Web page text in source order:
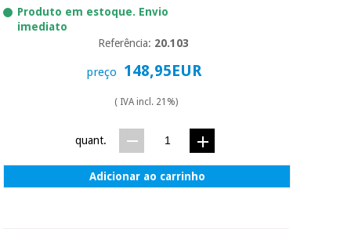
Produto em estoque. Envio
imediato
Referência: 20.103
preço 148,95EUR
( IVA incl. 21%)
quant.
Adicionar ao carrinho